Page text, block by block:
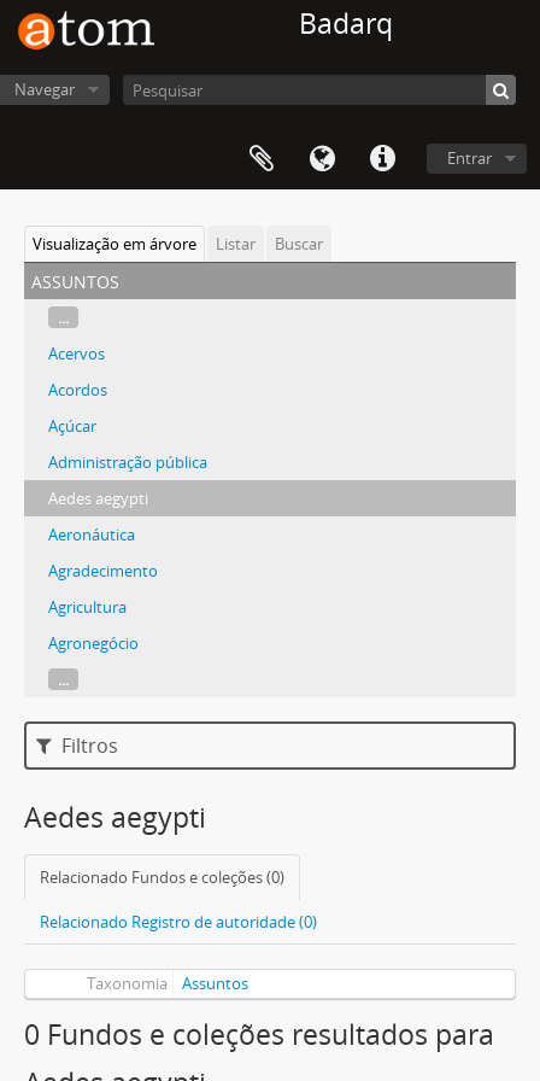
Badarq
Navegar
Entrar
Visualização em árvore Listar Buscar
assuntos
...
Acervos
Acordos
Açúcar
Administração pública
Aedes aegypti
Aeronáutica
Agradecimento
Agricultura
Agronegócio
...
Filtros
Aedes aegypti
Relacionado Fundos e coleções (0)
Relacionado Registro de autoridade (0)
Taxonomia Assuntos
0 Fundos e coleções resultados para